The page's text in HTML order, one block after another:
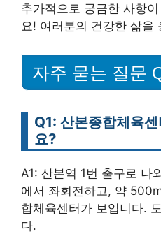
추가적으로 궁금한 사항
요! 여러분의 건강한 삶을
자주 묻는 질문
Q1: 산본종합체육
요?
A1: 산본역 1번 출구로 나
에서 좌회전하고, 약
합체육센터가 보입니다.
다.